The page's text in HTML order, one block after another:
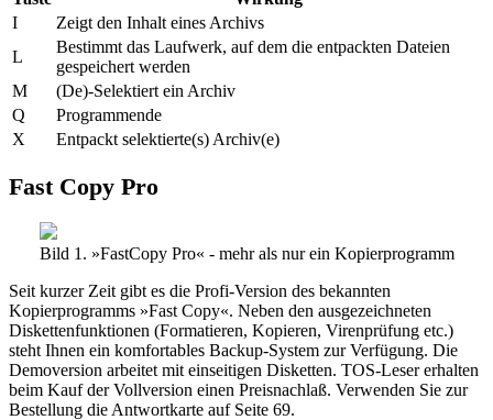
I
Zeigt den Inhalt eines Archivs
L
Bestimmt das Laufwerk, auf dem die entpackten Dateien
gespeichert werden
M
(De)-Selektiert ein Archiv
Q
Programmende
X
Entpackt selektierte(s) Archiv(e)
Fast Copy Pro
Bild 1. »FastCopy Pro« - mehr als nur ein Kopierprogramm
Seit kurzer Zeit gibt es die Profi-Version des bekannten
Kopierprogramms »Fast Copy«. Neben den ausgezeichneten
Diskettenfunktionen (Formatieren, Kopieren, Virenprüfung etc.)
steht Ihnen ein komfortables Backup-System zur Verfügung. Die
Demoversion arbeitet mit einseitigen Disketten. TOS-Leser erhalten
beim Kauf der Vollversion einen Preisnachlaß. Verwenden Sie zur
Bestellung die Antwortkarte auf Seite 69.